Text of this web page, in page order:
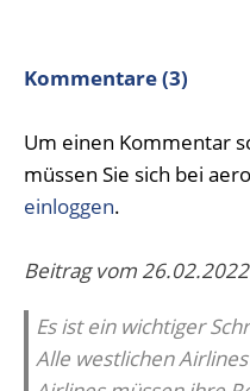
Kommentare (3)
Um einen Kommentar
müssen Sie sich bei
einloggen.
Beitrag vom
Es ist ein wichtiger
Alle westlichen